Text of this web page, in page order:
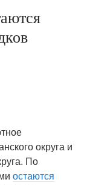
округа и
По
остаются